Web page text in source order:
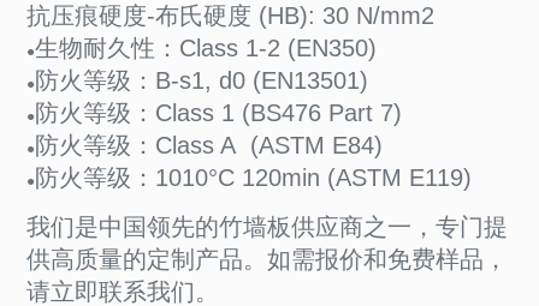
抗压痕硬度-布氏硬度 (HB): 30 N/mm2
●生物耐久性：Class 1-2 (EN350)
●防火等级：B-s1, d0 (EN13501)
●防火等级：Class 1 (BS476 Part 7)
●防火等级：Class A (ASTM E84)
●防火等级：1010°C 120min (ASTM E119)
我们是中国领先的竹墙板供应商之一，专门提
供高质量的定制产品。如需报价和免费样品，
请立即联系我们。